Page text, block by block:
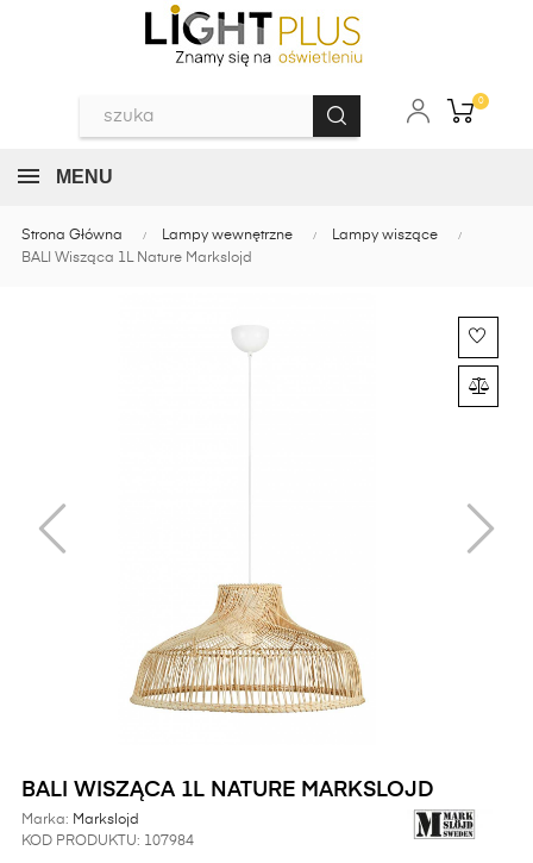
0
MENU
Strona Główna Lampy wewnętrzne
Lampy wiszące
BALI Wisząca 1L Nature Markslojd
BALI WISZĄCA 1L NATURE MARKSLOJD
Marka: Markslojd
KOD PRODUKTU: 107984